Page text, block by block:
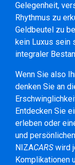
Gelegenheit,
Rhythmus zu
Geldbeutel zu
kein Luxus sein
integraler
Wenn Sie also
denken Sie an
Entdecken Sie
erleben oder
und
NIZACARSwird
Komplikationen